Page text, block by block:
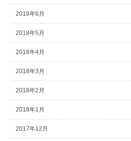
2018年6月
2018年5月
2018年4月
2018年3月
2018年2月
2018年1月
2017年12月